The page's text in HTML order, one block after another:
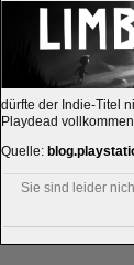
dürfte der Indie-Titel
Playdead
Quelle:
Sie sind leider